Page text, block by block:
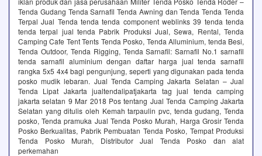
Tenda Gudang Tenda Sarnafil Tenda Awning dan Tenda Tenda Tenda
Terpal Jual Tenda tenda tenda component weblinks 39 tenda tenda
tenda terpal jual tenda Pabrik Produksi Jual, Sewa, Rental, Tenda
Camping Cafe Tent Tents Tenda Posko, Tenda Alluminium, tenda Besi,
Tenda Outdoor, Tenda Rigging, Tenda Sarnafil: Sarnafil No.1 sarnafil
tenda sarnafil aluminium dengan daftar harga jual tenda sarnafil
rangka 5x5 4x4 bagi pengunjung, seperti yang digunakan pada tenda
posko mudik lebaran. Jual Tenda Camping Jakarta Selatan – Jual
Tenda Lipat Jakarta jualtendalipatjakarta tag jual tenda camping
jakarta selatan 9 Mar 2018 Pos tentang Jual Tenda Camping Jakarta
Selatan yang ditulis oleh Kemah tarpaulin pvc, tenda gudang, Tenda
posko, Tenda pramuka Jual Tenda Posko Murah, Harga Grosir Tenda
Posko Berkualitas, Pabrik Pembuatan Tenda Posko, Tempat Produksi
Tenda Posko Murah, Distributor Jual Tenda Posko dan alat
perkemahan